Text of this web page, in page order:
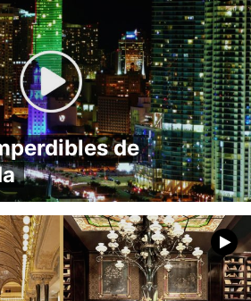
de